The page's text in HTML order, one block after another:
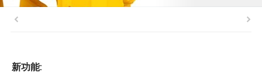
新功能: